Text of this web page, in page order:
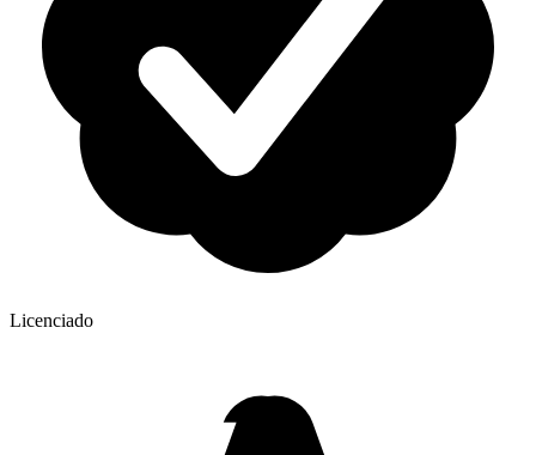
Licenciado